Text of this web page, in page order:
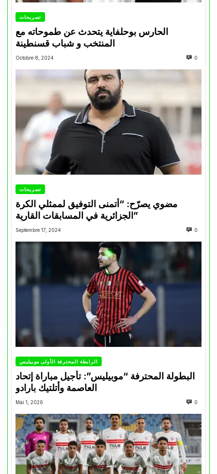
تصريحات
الحارس بوحلفاية يتحدث عن طموحاته مع
المنتخب و شباب قسنطينة
Octobre 8, 2024 0
تصريحات
مضوي يصرّح: “أتمنى التوفيق لممثلي الكرة
الجزائرية في المسابقات القارية”
Septembre 17, 2024 0
الرابطة المحترفة الأولى موبيليس
البطولة المحترفة “موبيليس”: تأجيل مباراة إتحاد
العاصمة وأتلتيك بارادو
Mai 1, 2026 0